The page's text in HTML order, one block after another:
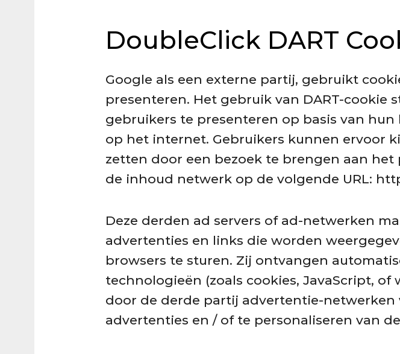
DoubleClick DART
Google als een externe partij, gebruikt
presenteren. Het gebruik van DART-cookie
gebruikers te presenteren op basis van
op het internet. Gebruikers kunnen ervoor
zetten door een bezoek te brengen aan
de inhoud netwerk op de volgende URL:
Deze derden ad servers of ad-netwerken
advertenties en links die worden
browsers te sturen. Zij ontvangen
technologieën (zoals cookies, JavaScript,
door de derde partij advertentie-
advertenties en / of te personaliseren van